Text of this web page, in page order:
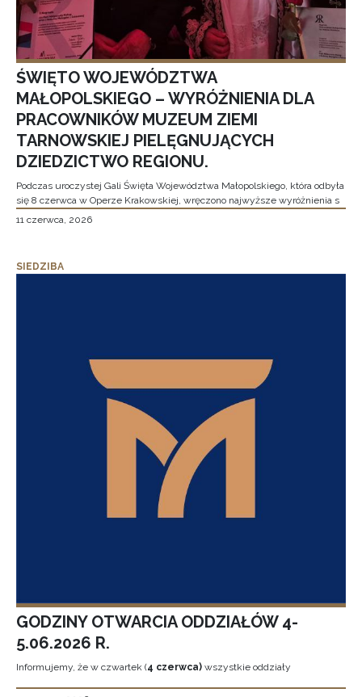
ŚWIĘTO WOJEWÓDZTWA
MAŁOPOLSKIEGO – WYRÓŻNIENIA DLA
PRACOWNIKÓW MUZEUM ZIEMI
TARNOWSKIEJ PIELĘGNUJĄCYCH
DZIEDZICTWO REGIONU.
Podczas uroczystej Gali Święta Województwa Małopolskiego, która odbyła
się 8 czerwca w Operze Krakowskiej, wręczono najwyższe wyróżnienia s
11 czerwca, 2026
SIEDZIBA
GODZINY OTWARCIA ODDZIAŁÓW 4-
5.06.2026 R.
Informujemy, że w czwartek (4 czerwca) wszystkie oddziały